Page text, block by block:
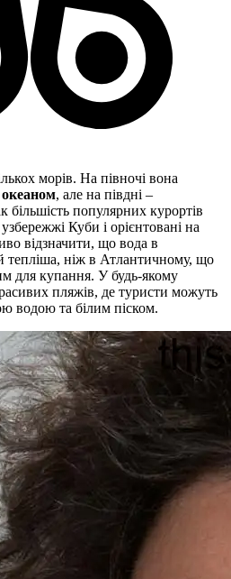
морів. На півночі вона
, але на півдні –
більшість популярних курортів
Куби і орієнтовані на
відзначити, що вода в
тепліша, ніж в Атлантичному, що
для купання. У будь-якому
пляжів, де туристи можуть
водою та білим піском.